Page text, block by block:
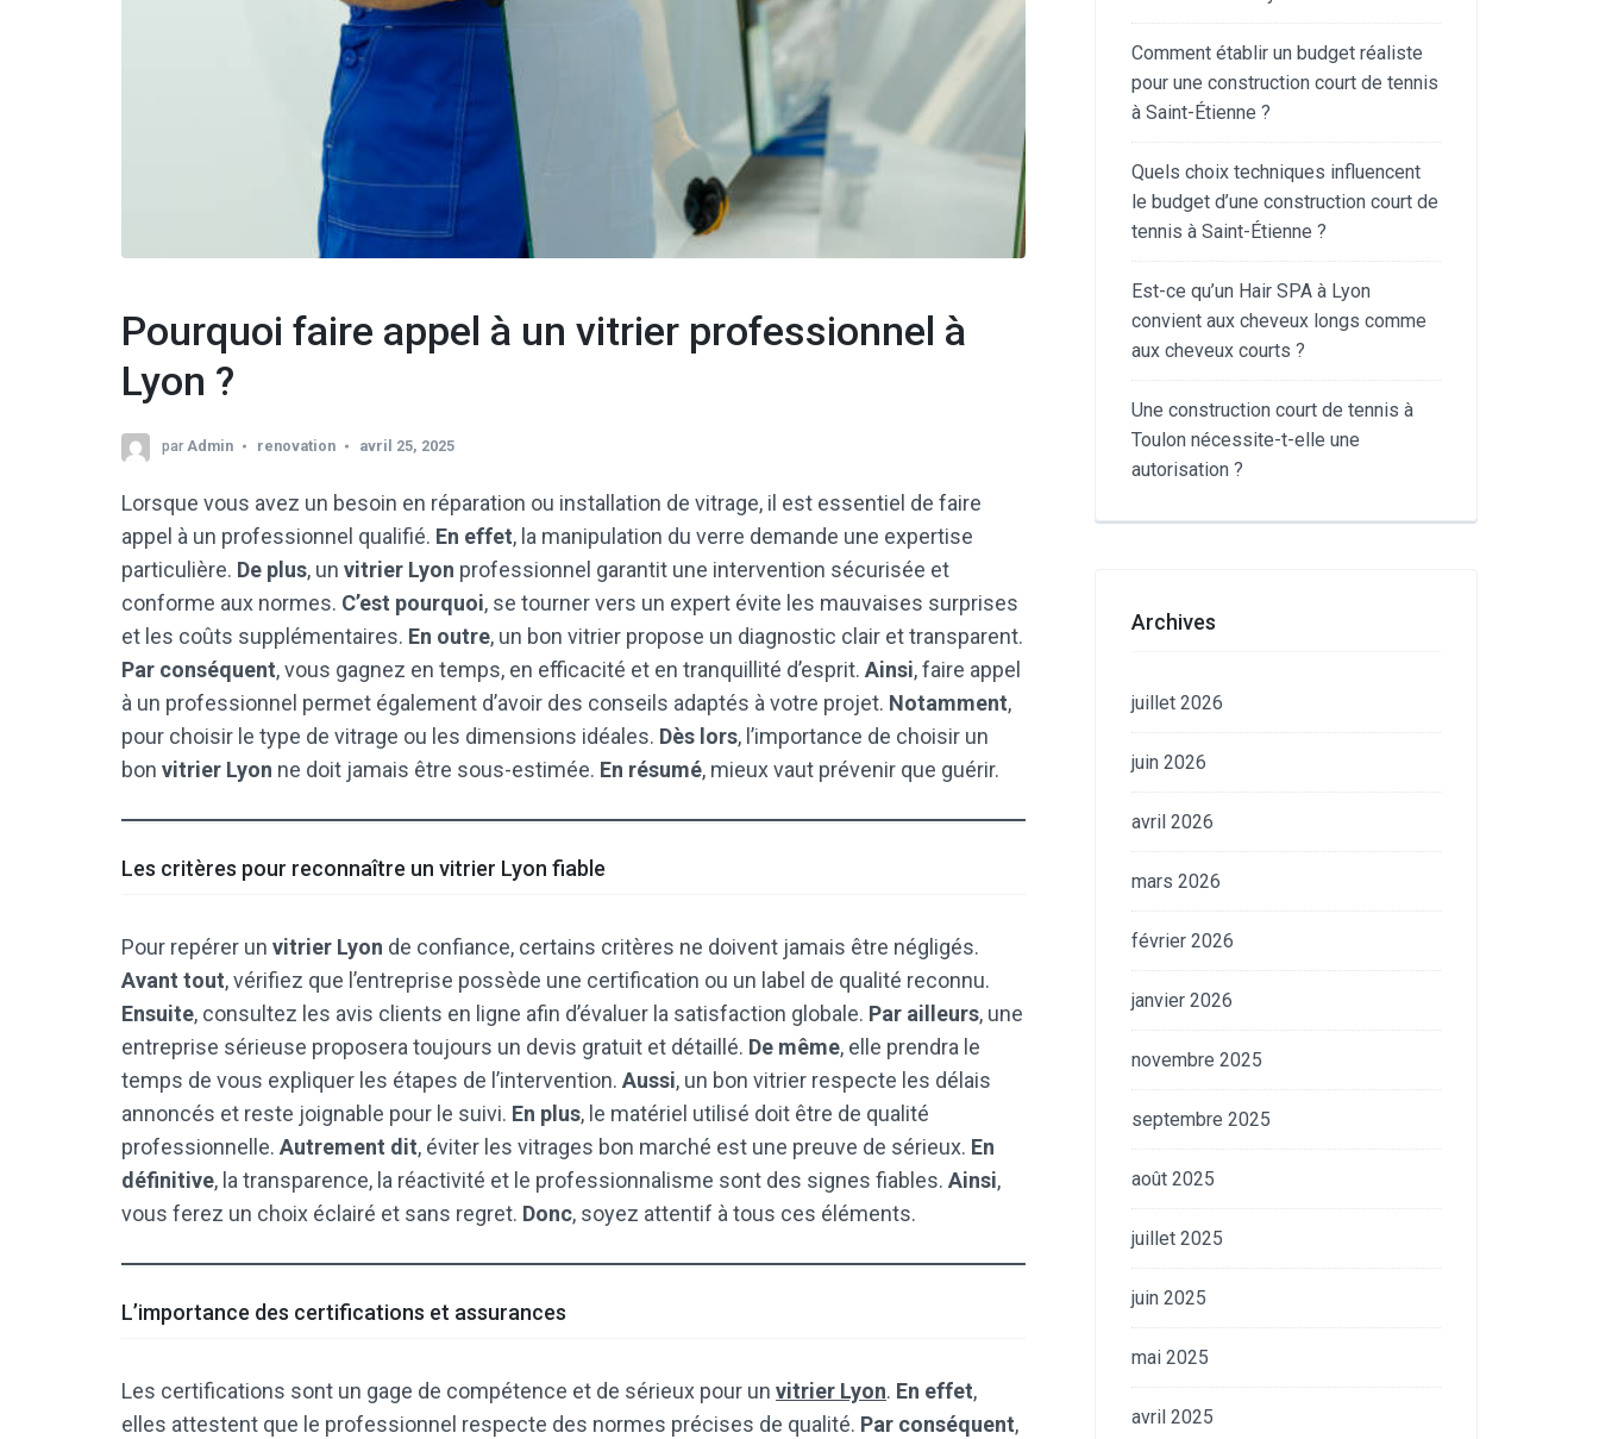
Pourquoi faire appel à un vitrier professionnel à
Lyon ?
parAdmin renovation avril 25, 2025
Lorsque vous avez un besoin en réparation ou installation de vitrage, il est essentiel de faire
appel à un professionnel qualifié. En effet, la manipulation du verre demande une expertise
particulière. De plus, un vitrier Lyon professionnel garantit une intervention sécurisée et
conforme aux normes. C’est pourquoi, se tourner vers un expert évite les mauvaises surprises
et les coûts supplémentaires. En outre, un bon vitrier propose un diagnostic clair et transparent.
Par conséquent, vous gagnez en temps, en efficacité et en tranquillité d’esprit. Ainsi, faire appel
à un professionnel permet également d’avoir des conseils adaptés à votre projet. Notamment,
pour choisir le type de vitrage ou les dimensions idéales. Dès lors, l’importance de choisir un
bon vitrier Lyon ne doit jamais être sous-estimée. En résumé, mieux vaut prévenir que guérir.
Les critères pour reconnaître un vitrier Lyon fiable
Pour repérer un vitrier Lyon de confiance, certains critères ne doivent jamais être négligés.
Avant tout, vérifiez que l’entreprise possède une certification ou un label de qualité reconnu.
Ensuite, consultez les avis clients en ligne afin d’évaluer la satisfaction globale. Par ailleurs, une
entreprise sérieuse proposera toujours un devis gratuit et détaillé. De même, elle prendra le
temps de vous expliquer les étapes de l’intervention. Aussi, un bon vitrier respecte les délais
annoncés et reste joignable pour le suivi. En plus, le matériel utilisé doit être de qualité
professionnelle. Autrement dit, éviter les vitrages bon marché est une preuve de sérieux. En
définitive, la transparence, la réactivité et le professionnalisme sont des signes fiables. Ainsi,
vous ferez un choix éclairé et sans regret. Donc, soyez attentif à tous ces éléments.
L’importance des certifications et assurances
Les certifications sont un gage de compétence et de sérieux pour un vitrier Lyon. En effet,
elles attestent que le professionnel respecte des normes précises de qualité. Par conséquent,
Comment établir un budget réaliste
pour une construction court de tennis
à Saint-Étienne ?
Quels choix techniques influencent
le budget d’une construction court de
tennis à Saint-Étienne ?
Est-ce qu’un Hair SPA à Lyon
convient aux cheveux longs comme
aux cheveux courts ?
Une construction court de tennis à
Toulon nécessite-t-elle une
autorisation ?
Archives
juillet 2026
juin 2026
avril 2026
mars 2026
février 2026
janvier 2026
novembre 2025
septembre 2025
août 2025
juillet 2025
juin 2025
mai 2025
avril 2025